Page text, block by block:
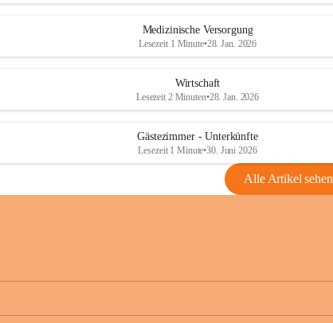
Medizinische Versorgung
Lesezeit 1 Minute•28. Jan. 2026
Wirtschaft
Lesezeit 2 Minuten•28. Jan. 2026
Gästezimmer - Unterkünfte
Lesezeit 1 Minute•30. Juni 2026
Alle Artikel sehen